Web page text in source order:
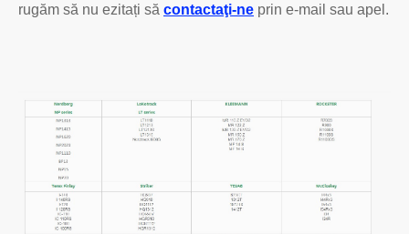
rugăm să nu ezitați să contactaţi-ne prin e-mail sau apel.